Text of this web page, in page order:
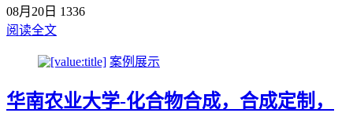
08月20日 1336
阅读全文
案例展示
华南农业大学-化合物合成，合成定制，